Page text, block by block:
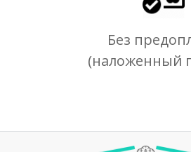
Без
(наложенный